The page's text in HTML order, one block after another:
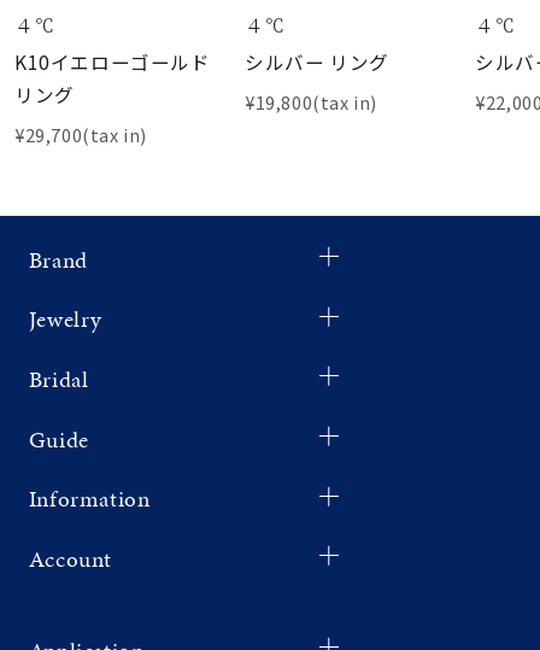
４℃
K10イエローゴールド
リング
¥29,700(tax in)
４℃
シルバー リング
¥19,800(tax in)
４℃
シル
Brand
Jewelry
Bridal
Guide
Information
Account